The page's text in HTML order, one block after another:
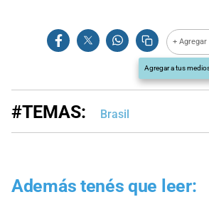
+
Agregar a tus
#TEMAS: Brasil
Además tenés que leer: